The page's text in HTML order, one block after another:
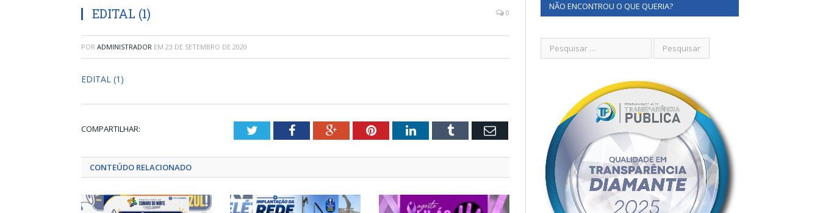
EDITAL (1) 0
POR ADMINISTRADOR EM 23 DE SETEMBRO DE 2020
EDITAL (1)
COMPARTILHAR: TwitterFacebookGoogle+PinterestLinkedInTumblr Email
CONTEÚDO RELACIONADO
NÃO ENCONTROU O QUE QUERIA?